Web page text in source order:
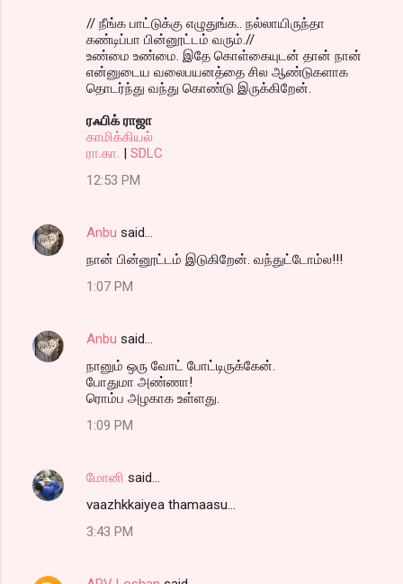
// நீங்க பாட்டுக்கு எழுதுங்க.. நல்லாயிருந்தா
கண்டிப்பா பின்னூட்டம் வரும்.//
உண்மை உண்மை. இதே கொள்கையுடன் தான் நான்
என்னுடைய வலைபயனத்தை சில ஆண்டுகளாக
தொடர்ந்து வந்து கொண்டு இருக்கிறேன்.
ரஃபிக் ராஜா
காமிக்கியல்
ரா.கா. | SDLC
12:53 PM
Anbu said…
நான் பின்னூட்டம் இடுகிறேன். வந்துட்டோம்ல!!!
1:07 PM
Anbu said…
நானும் ஒரு வோட் போட்டிருக்கேன்.
போதுமா அண்ணா!
ரொம்ப அழகாக உள்ளது.
1:09 PM
மோனி said…
vaazhkkaiyea thamaasu...
3:43 PM